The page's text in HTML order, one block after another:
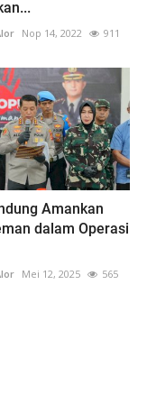
Nop 14, 2022 911
Amankan
dalam Operasi
Mei 12, 2025 565